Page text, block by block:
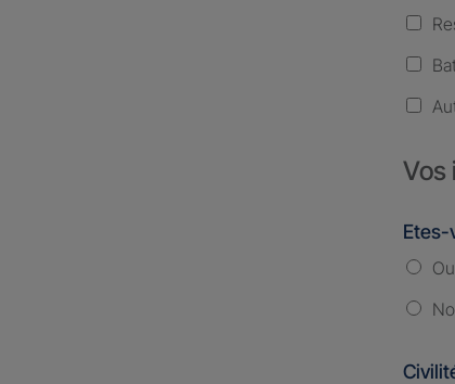
Vos
Etes-